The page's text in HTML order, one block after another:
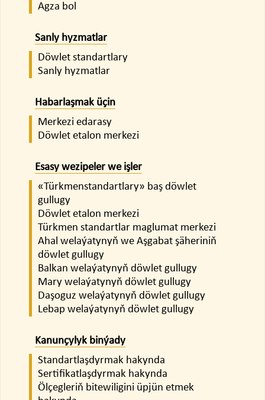
Agza bol
Sanly hyzmatlar
Döwlet standartlary
Sanly hyzmatlar
Habarlaşmak üçin
Merkezi edarasy
Döwlet etalon merkezi
Esasy wezipeler we işler
«Türkmenstandartlary» baş döwlet
gullugy
Döwlet etalon merkezi
Türkmen standartlar maglumat merkezi
Ahal welaýatynyň we Aşgabat şäheriniň
döwlet gullugy
Balkan welaýatynyň döwlet gullugy
Mary welaýatynyň döwlet gullugy
Daşoguz welaýatynyň döwlet gullugy
Lebap welaýatynyň döwlet gullugy
Kanunçylyk binýady
Standartlaşdyrmak hakynda
Sertifikatlaşdyrmak hakynda
Ölçegleriň bitewiligini üpjün etmek